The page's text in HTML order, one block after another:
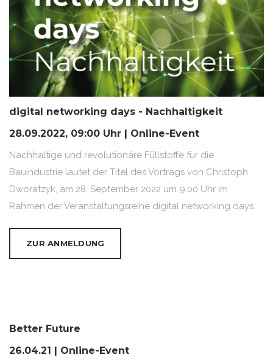
digital networking days - Nachhaltigkeit
28.09.2022, 09:00 Uhr | Online-Event
Nachhaltige und revolutionäre Füllstoffe für die
Bauindustrie lautet der Titel des Vortrags von Christoph
Dworatzyk, am 28. September 2022 um 9.00 Uhr im
Rahmen der Veranstaltungsreihe digital networking days.
ZUR ANMELDUNG
Better Future
26.04.21 | Online-Event